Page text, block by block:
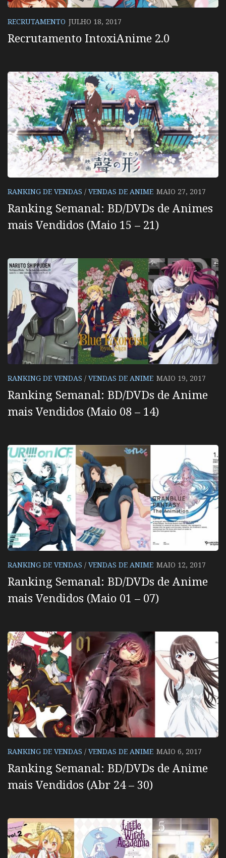
RECRUTAMENTO JULHO 18, 2017
Recrutamento IntoxiAnime 2.0
RANKING DE VENDAS / VENDAS DE ANIME MAIO 27, 2017
Ranking Semanal: BD/DVDs de Animes
mais Vendidos (Maio 15 – 21)
RANKING DE VENDAS / VENDAS DE ANIME MAIO 19, 2017
Ranking Semanal: BD/DVDs de Anime
mais Vendidos (Maio 08 – 14)
RANKING DE VENDAS / VENDAS DE ANIME MAIO 12, 2017
Ranking Semanal: BD/DVDs de Anime
mais Vendidos (Maio 01 – 07)
RANKING DE VENDAS / VENDAS DE ANIME MAIO 6, 2017
Ranking Semanal: BD/DVDs de Anime
mais Vendidos (Abr 24 – 30)